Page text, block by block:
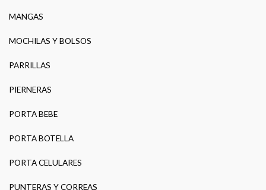
MANGAS
MOCHILAS Y BOLSOS
PARRILLAS
PIERNERAS
PORTA BEBE
PORTA BOTELLA
PORTA CELULARES
PUNTERAS Y CORREAS